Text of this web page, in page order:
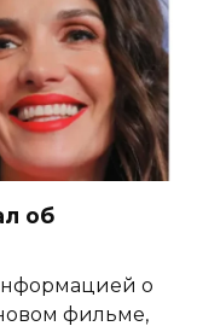
об
о
фильме,